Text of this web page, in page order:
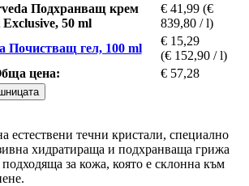
Подхранващ крем
50 ml
€ 41,99 (€
839,80 / l)
Почистващ гел, 100 ml
€ 15,29
(€ 152,90 / l)
цена:
€ 57,28
естествени течни кристали, специално
хидратираща и подхранваща грижа
за кожа, която е склонна към